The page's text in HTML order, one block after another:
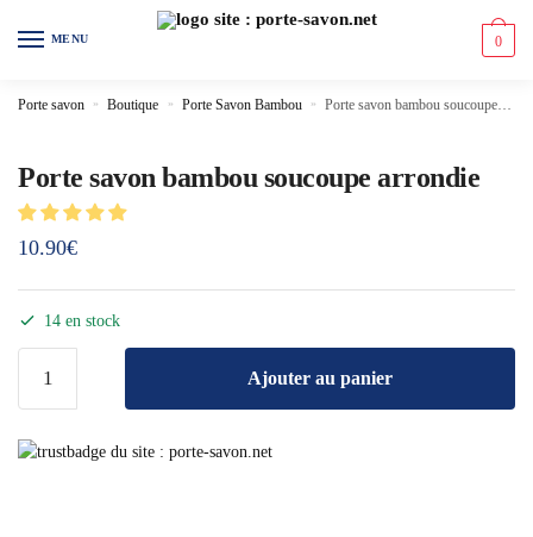
MENU 0
Porte savon » Boutique » Porte Savon Bambou » Porte savon bambou soucoupe arrondie
Porte savon bambou soucoupe arrondie
10.90€
14 en stock
Ajouter au panier